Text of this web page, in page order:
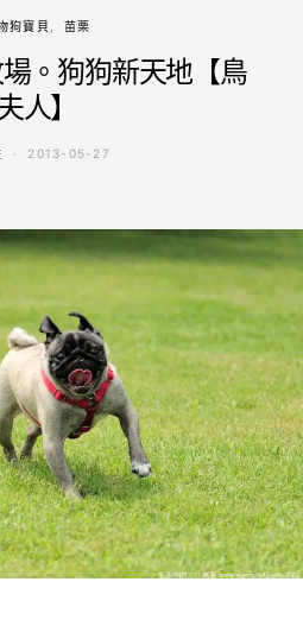
狗寶貝 苗栗
。狗狗新天地【鳥
人】
2013-05-27